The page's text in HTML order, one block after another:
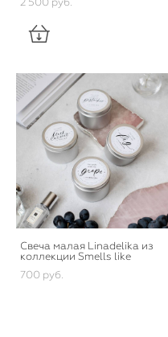
Свеча малая Linadelika из
коллекции Smells like
700 pуб.